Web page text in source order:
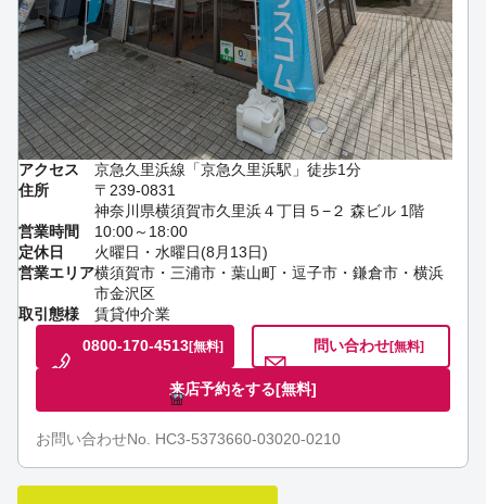
アクセス
京急久里浜線「京急久里浜駅」徒歩1分
住所
〒239-0831
神奈川県横須賀市久里浜４丁目５−２ 森ビル 1階
営業時間
10:00～18:00
定休日
火曜日・水曜日(8月13日)
営業エリア横須賀市・三浦市・葉山町・逗子市・鎌倉市・横浜
市金沢区
取引態様
賃貸仲介業
0800-170-4513[無料] 問い合わせ[無料]
来店予約をする[無料]
お問い合わせNo. HC3-5373660-03020-0210